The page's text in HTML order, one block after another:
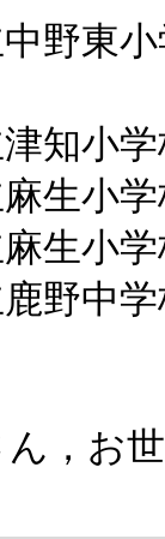
野東小
知小学
生小学
生小学
野中学
，お